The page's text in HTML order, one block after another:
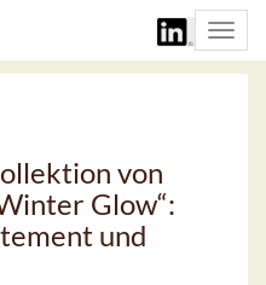
von
Glow“:
und